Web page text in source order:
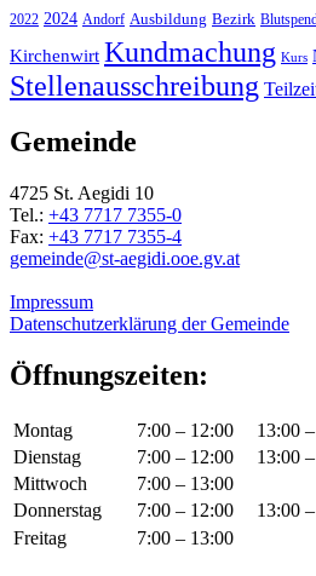
2022 2024 Andorf Ausbildung Bezirk
Kirchenwirt Kundmachung Kurs
Stellenausschreibung
Gemeinde
4725 St. Aegidi 10
Tel.: +43 7717 7355-0
Fax: +43 7717 7355-4
gemeinde@st-aegidi.ooe.gv.at
Impressum
Datenschutzerklärung der Gemeinde
Öffnungszeiten:
Montag 7:00 – 12:00
13:00
Dienstag
7:00 – 12:00
13:00
Mittwoch
7:00 – 13:00
Donnerstag
7:00 – 12:00
13:00
Freitag
7:00 – 13:00